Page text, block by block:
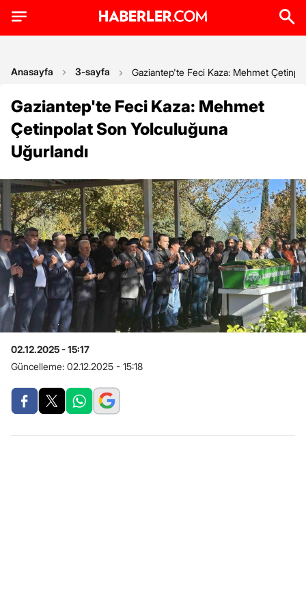
Anasayfa 3-sayfa Gaziantep'te Feci Kaza: Mehmet
Gaziantep'te Feci Kaza: Mehmet
Çetinpolat Son Yolculuğuna
Uğurlandı
02.12.2025 - 15:17
Güncelleme: 02.12.2025 - 15:18